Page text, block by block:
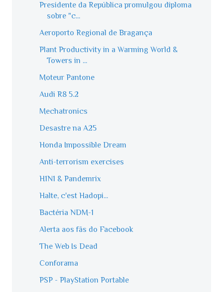
Presidente da República promulgou diploma
sobre "c...
Aeroporto Regional de Bragança
Plant Productivity in a Warming World &
Towers in ...
Moteur Pantone
Audi R8 5.2
Mechatronics
Desastre na A25
Honda Impossible Dream
Anti-terrorism exercises
H1N1 & Pandemrix
Halte, c'est Hadopi...
Bactéria NDM-1
Alerta aos fãs do Facebook
The Web Is Dead
Conforama
PSP - PlayStation Portable